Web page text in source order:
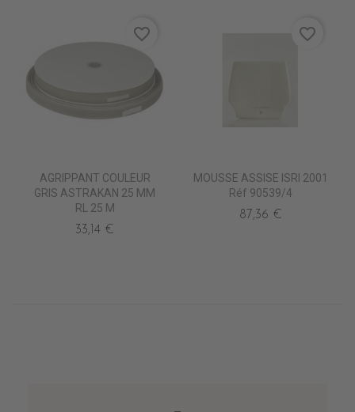
AGRIPPANT COULEUR
GRIS ASTRAKAN 25 MM
RL 25 M
33,14 €
favorite_border
MOUSSE ASSISE ISRI 2001
Réf 90539/4
87,36 €
favorite_border